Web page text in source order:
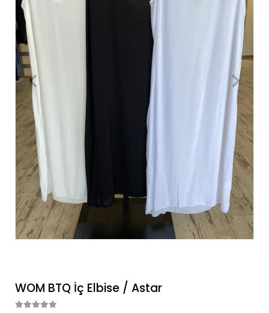
WOM BTQ İç Elbise / Astar